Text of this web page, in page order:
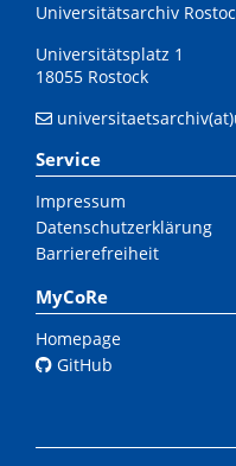
Universitätsarchiv
Universitätsplatz 1
18055 Rostock
Service
Impressum
Datenschutzerklärung
Barrierefreiheit
MyCoRe
Homepage
GitHub